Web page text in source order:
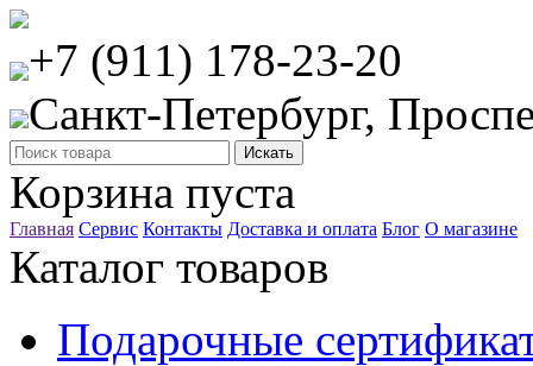
+7 (911) 178-23-20
Санкт-Петербург,
Корзина пуста
Главная Сервис Контакты Доставка и оплата Блог О магазине
Каталог товаров
Подарочные